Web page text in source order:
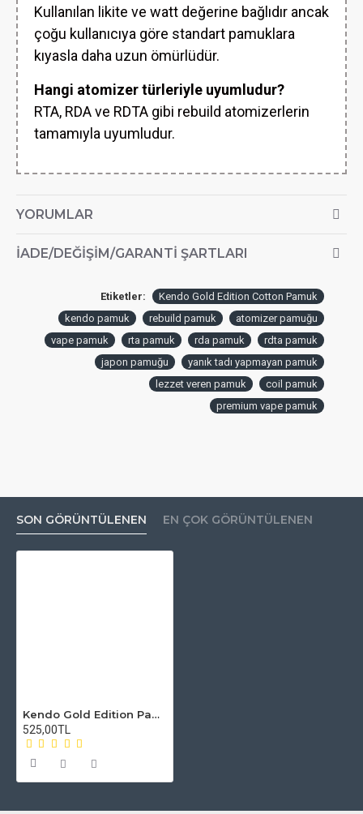
Kullanılan likite ve watt değerine bağlıdır ancak
çoğu kullanıcıya göre standart pamuklara
kıyasla daha uzun ömürlüdür.
Hangi atomizer türleriyle uyumludur?
RTA, RDA ve RDTA gibi rebuild atomizerlerin
tamamıyla uyumludur.
YORUMLAR
İADE/DEĞIŞIM/GARANTI ŞARTLARI
Etiketler:
Kendo Gold Edition Cotton Pamuk
kendo pamuk
rebuild pamuk
atomizer pamuğu
vape pamuk
rta pamuk rda pamuk
rdta pamuk
japon pamuğu
yanık tadı yapmayan pamuk
lezzet veren pamuk
coil pamuk
premium vape pamuk
SON GÖRÜNTÜLENEN EN ÇOK GÖRÜNTÜLENEN
Kendo Gold Edition Pamuk - Orijinal (Doğrulama Kodlu)
525,00TL